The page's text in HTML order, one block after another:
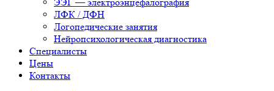
ЛФК / ДФН
Логопедические занятия
Нейропсихологическая диагностика
Специалисты
Цены
Контакты